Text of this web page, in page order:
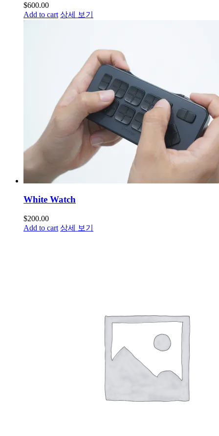
$600.00
Add to cart 상세 보기
White Watch
$200.00
Add to cart 상세 보기